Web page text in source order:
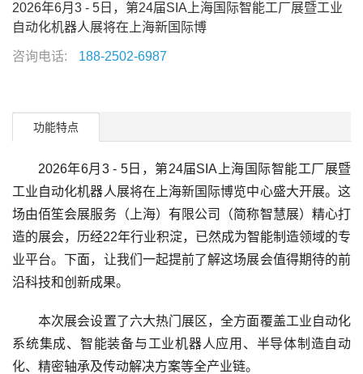
2026年6月3 - 5日，第24届SIA上海国际智能工厂展暨工业
自动化机器人展将在上海新国际博
咨询电话: 188-2502-6987
功能特点
2026年6月3 - 5日，第24届SIA上海国际智能工厂展暨
工业自动化机器人展将在上海新国际博览中心盛大开展。这
场由佰笙会展服务（上海）有限公司（简称智慧展）精心打
造的展会，历经22年行业积淀，已然成为智能制造领域的专
业平台。下面，让我们一起提前了解这场展会值得期待的前
沿科技和创新成果。
本次展会设置了六大热门展区，全方面覆盖工业自动化
系统集成、智能装备与工业机器人应用、半导体制造自动
化、精密轴承及传动解决方案等全产业链。